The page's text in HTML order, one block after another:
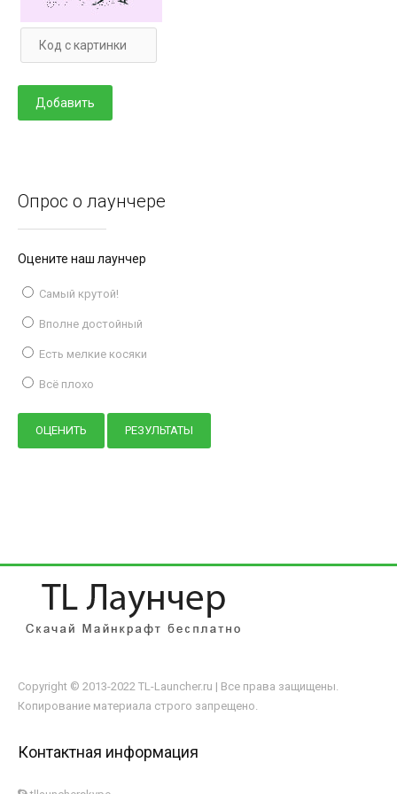
Опрос о лаунчере
Оцените наш лаунчер
Самый крутой!
Вполне достойный
Есть мелкие косяки
Всё плохо
Copyright © 2013-2022 TL-Launcher.ru | Все права защищены.
Копирование материала строго запрещено.
Контактная информация